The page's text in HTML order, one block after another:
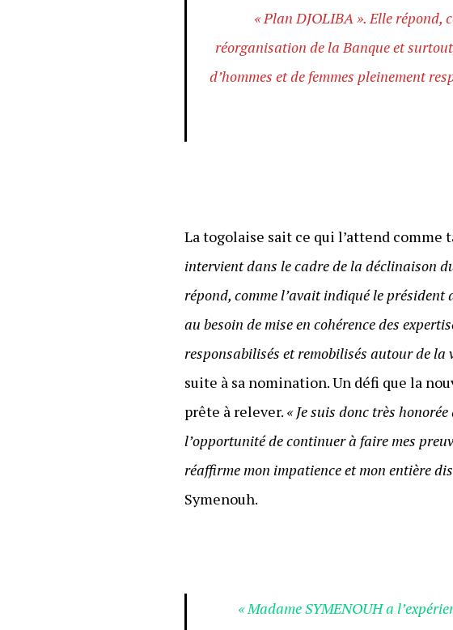
« Plan DJOLIBA ». Elle répond,
réorganisation de la Banque et
d’hommes et de femmes pleinement
La togolaise sait ce qui l’attend comme
intervient dans le cadre de la déclinaison
répond, comme l’avait indiqué le
au besoin de mise en cohérence des
responsabilisés et remobilisés autour de la
suite à sa nomination. Un défi que la
prête à relever. « Je suis donc très
l’opportunité de continuer à faire mes
réaffirme mon impatience et mon entière
Symenouh.
« Madame SYMENOUH a